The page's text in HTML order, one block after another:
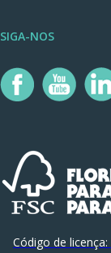
SIGA-NOS
Código de licença: